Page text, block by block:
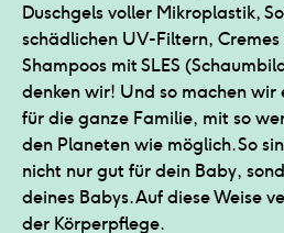
Duschgels voller Mikroplastik,
schädlichen UV-Filtern,
Shampoos mit SLES
denken wir! Und so machen wir
für die ganze Familie, mit so
den Planeten wie möglich. So
nicht nur gut für dein Baby,
deines Babys. Auf diese Weise